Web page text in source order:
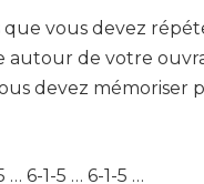
que vous devez
autour de votre
devez mémoriser
… 6-1-5 … 6-1-5 …